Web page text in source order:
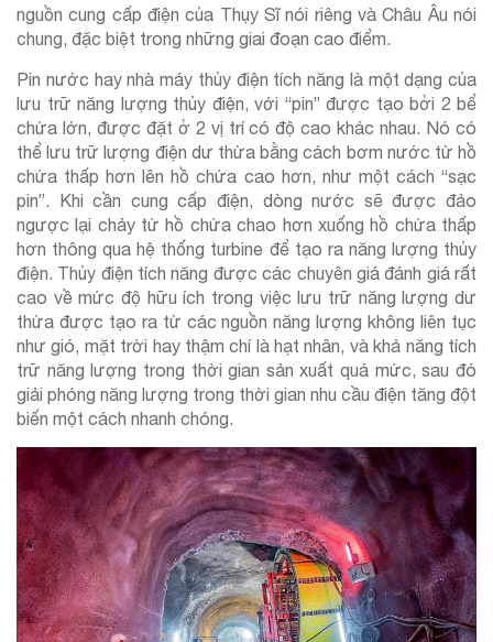
nguồn cung cấp điện của Thụy Sĩ nói riêng và Châu Âu nói
chung, đặc biệt trong những giai đoạn cao điểm.
Pin nước hay nhà máy thủy điện tích năng là một dạng của
lưu trữ năng lượng thủy điện, với “pin” được tạo bởi 2 bể
chứa lớn, được đặt ở 2 vị trí có độ cao khác nhau. Nó có
thể lưu trữ lượng điện dư thừa bằng cách bơm nước từ hồ
chứa thấp hơn lên hồ chứa cao hơn, như một cách “sạc
pin”. Khi cần cung cấp điện, dòng nước sẽ được đảo
ngược lại chảy từ hồ chứa chao hơn xuống hồ chứa thấp
hơn thông qua hệ thống turbine để tạo ra năng lượng thủy
điện. Thủy điện tích năng được các chuyên giá đánh giá rất
cao về mức độ hữu ích trong việc lưu trữ năng lượng dư
thừa được tạo ra từ các nguồn năng lượng không liên tục
như gió, mặt trời hay thậm chí là hạt nhân, và khả năng tích
trữ năng lượng trong thời gian sản xuất quá mức, sau đó
giải phóng năng lượng trong thời gian nhu cầu điện tăng đột
biến một cách nhanh chóng.